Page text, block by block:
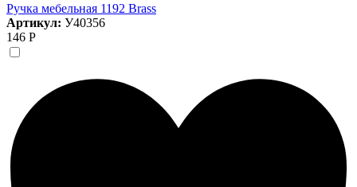
Ручка мебельная 1192 Brass
Артикул: У40356
146 Р